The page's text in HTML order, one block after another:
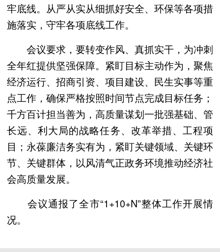
牢底线。从严从实从细抓好安全、环保等各项措
施落实，守牢各项底线工作。
会议要求，要转变作风、真抓实干，为冲刺
全年红提供坚强保障。紧盯目标主动作为，聚焦
经济运行、招商引资、项目建设、民生实事等重
点工作，确保严格按照时间节点完成目标任务；
千方百计担当善为，高质量谋划一批强基础、管
长远、利大局的战略任务、改革举措、工程项
目；永葆廉洁务实有为，紧盯关键领域、关键环
节、关键群体，以风清气正政务环境推动经济社
会高质量发展。
会议通报了全市“1+10+N”整体工作开展情
况。